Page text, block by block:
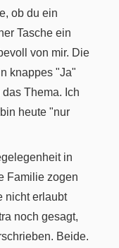
ob du ein
Tasche ein
von mir. Die
knappes "Ja"
Thema. Ich
heute "nur
in
Familie zogen
nicht erlaubt
noch gesagt,
Beide.